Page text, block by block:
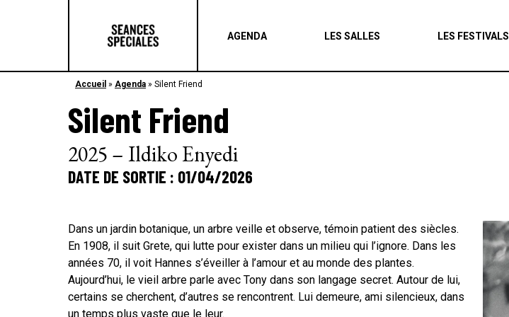
AGENDA LES SALLES LES FESTIVALS
Accueil » Agenda » Silent Friend
Silent Friend
2025 – Ildiko Enyedi
DATE DE SORTIE : 01/04/2026
Dans un jardin botanique, un arbre veille et observe, témoin patient des siècles.
En 1908, il suit Grete, qui lutte pour exister dans un milieu qui l’ignore. Dans les
années 70, il voit Hannes s’éveiller à l’amour et au monde des plantes.
Aujourd’hui, le vieil arbre parle avec Tony dans son langage secret. Autour de lui,
certains se cherchent, d’autres se rencontrent. Lui demeure, ami silencieux, dans
un temps plus vaste que le leur.